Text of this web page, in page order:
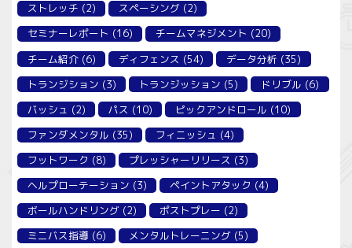
ストレッチ (2) スペーシング (2)
セミナーレポート (16) チームマネジメント (20)
チーム紹介(6) ディフェンス (54) データ分析 (35)
トランジション (3) トランジッション (5) ドリブル (6)
バッシュ (2) パス (10) ピックアンドロール (10)
ファンダメンタル (35) フィニッシュ (4)
フットワーク (8) プレッシャーリリース (3)
ヘルプローテーション (3) ペイントアタック (4)
ボールハンドリング (2) ポストプレー (2)
ミニバス指導 (6) メンタルトレーニング (5)